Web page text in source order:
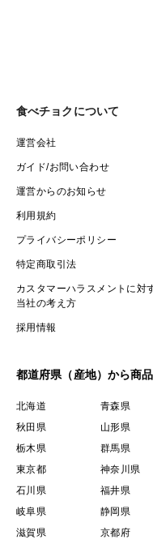
食べチョクについて
運営会社
ガイド/お問い合わせ
運営からのお知らせ
利用規約
プライバシーポリシー
特定商取引法
カスタマーハラスメントに対
当社の考え方
採用情報
都道府県（産地）から商
北海道 青森県
秋田県
山形県
栃木県
群馬県
東京都
神奈川県
石川県
福井県
岐阜県
静岡県
滋賀県
京都府